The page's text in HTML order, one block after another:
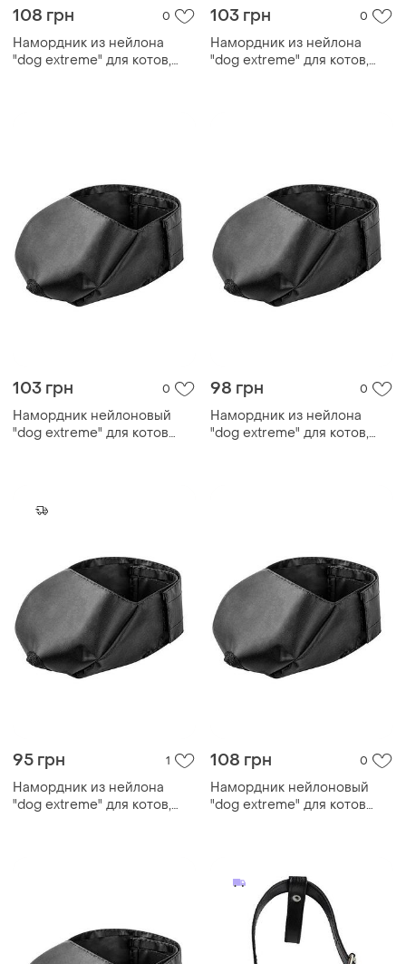
108 грн 0
Намордник из нейлона
"dog extremе" для котов,
103 грн 0
Намордник из нейлона
"dog extremе" для котов,
103 грн 0
Намордник нейлоновый
"dog extremе" для котов
98 грн 0
Намордник из нейлона
"dog extremе" для котов,
95 грн 1
Намордник из нейлона
"dog extremе" для котов,
108 грн 0
Намордник нейлоновый
"dog extremе" для котов